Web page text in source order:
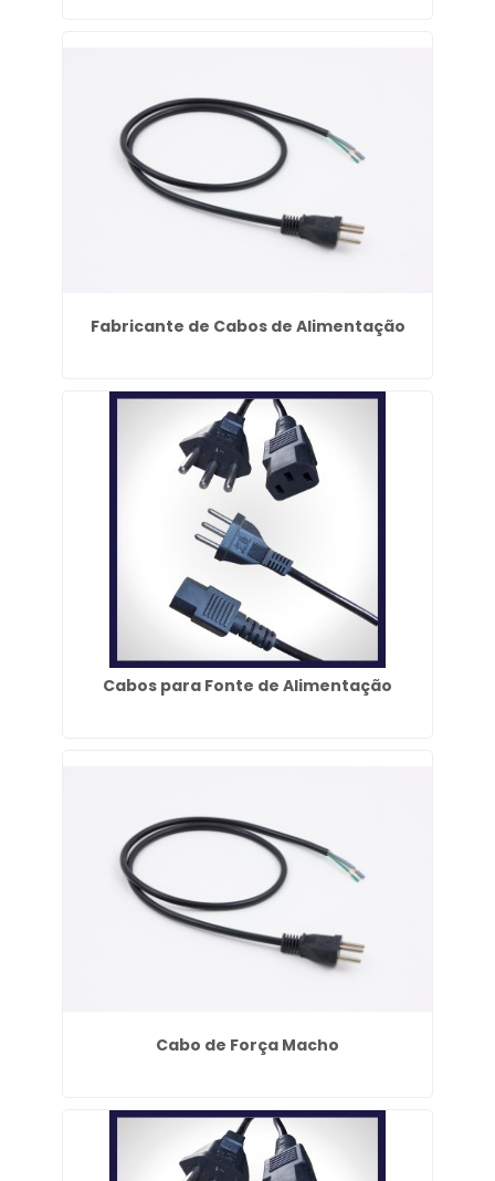
Fabricante de Cabos de Alimentação
Cabos para Fonte de Alimentação
Cabo de Força Macho